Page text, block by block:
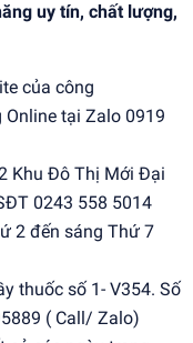
uy tín, chất lượng,
của công
Online tại Zalo 0919
Khu Đô Thị Mới Đại
0243 558 5014
2 đến sáng Thứ 7
thuốc số 1- V354. Số
( Call/ Zalo)